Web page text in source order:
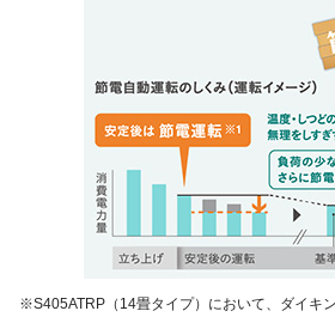
※S405ATRP（14畳タイプ）において、ダイキ